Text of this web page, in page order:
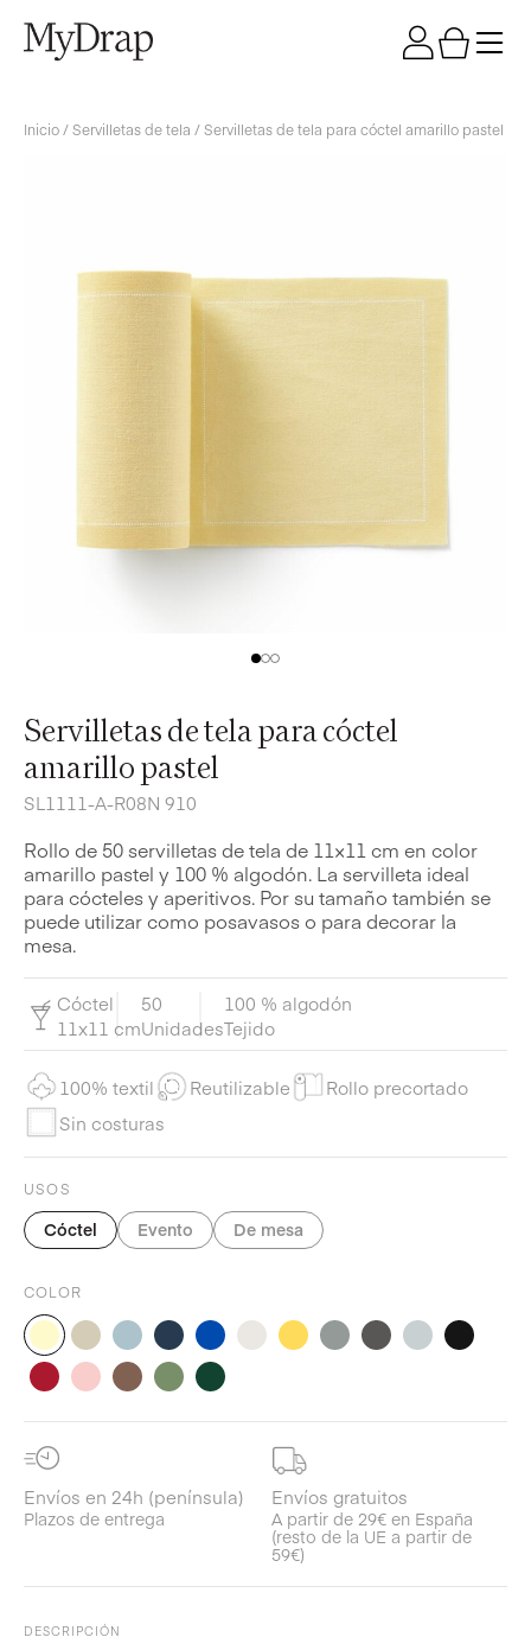
Inicio /Servilletas de tela / Servilletas de tela para cóctel amarillo pastel
Servilletas de tela para cóctel
amarillo pastel
SL1111-A-R08N 910
Rollo de 50 servilletas de tela de 11×11 cm en color
amarillo pastel y 100 % algodón. La servilleta ideal
para cócteles y aperitivos. Por su tamaño también se
puede utilizar como posavasos o para decorar la
mesa.
Cóctel
11x11 cm
50
Unidades
100 % algodón
Tejido
100% textil Reutilizable
Rollo precortado
Sin costuras
COLOR
USOS
Cóctel Evento De mesa
Envíos en 24h (península)
Plazos de entrega
Envíos gratuitos
A partir de 29€ en España
(resto de la UE a partir de
59€)
DESCRIPCIÓN